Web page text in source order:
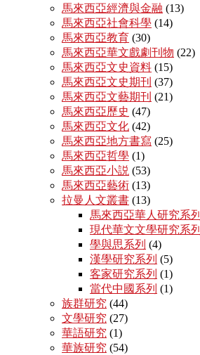
馬來西亞經濟與金融 (13)
馬來西亞社會科學 (14)
馬來西亞教育 (30)
馬來西亞華文戲劇刊物 (22)
馬來西亞文史資料 (15)
馬來西亞文史期刊 (37)
馬來西亞文藝期刊 (21)
馬來西亞歷史 (47)
馬來西亞文化 (42)
馬來西亞地方書寫 (25)
馬來西亞哲學 (1)
馬來西亞小説 (53)
馬來西亞藝術 (13)
拉曼人文叢書 (13)
馬來西亞華人研究系列
現代華文文學研究系列
學與思系列 (4)
漢學研究系列 (5)
客家研究系列 (1)
當代中國系列 (1)
族群研究 (44)
文學研究 (27)
華語研究 (1)
華族研究 (54)